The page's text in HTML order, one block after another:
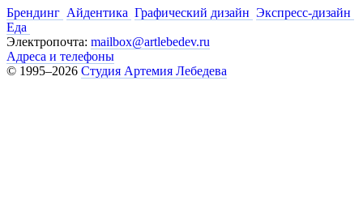
Брендинг Айдентика Графический дизайн Экспресс-дизайн
Еда
Электропочта: mailbox@artlebedev.ru
Адреса и телефоны
© 1995–2026 Студия Артемия Лебедева